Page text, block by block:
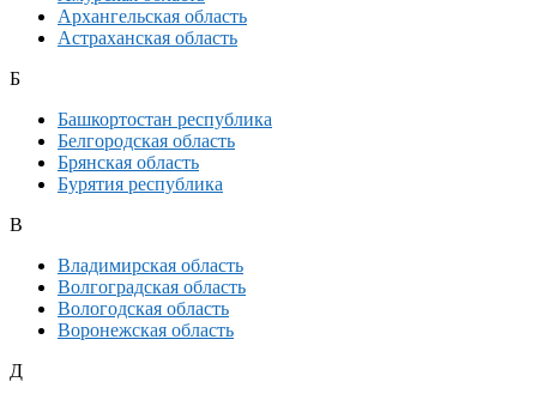
Архангельская область
Астраханская область
Б
Башкортостан республика
Белгородская область
Брянская область
Бурятия республика
В
Владимирская область
Волгоградская область
Вологодская область
Воронежская область
Д